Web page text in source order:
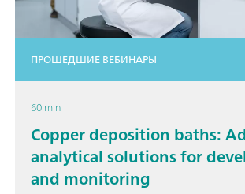
ПРОШЕДШИЕ ВЕБИНАРЫ
60 min
Copper deposition baths:
analytical solutions for
and monitoring